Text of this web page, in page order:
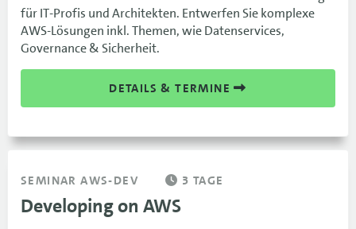
für IT-Profis und Architekten. Entwerfen Sie komplexe
AWS-Lösungen inkl. Themen, wie Datenservices,
Governance & Sicherheit.
DETAILS & TERMINE
SEMINAR AWS-DEV 3 TAGE
Developing on AWS